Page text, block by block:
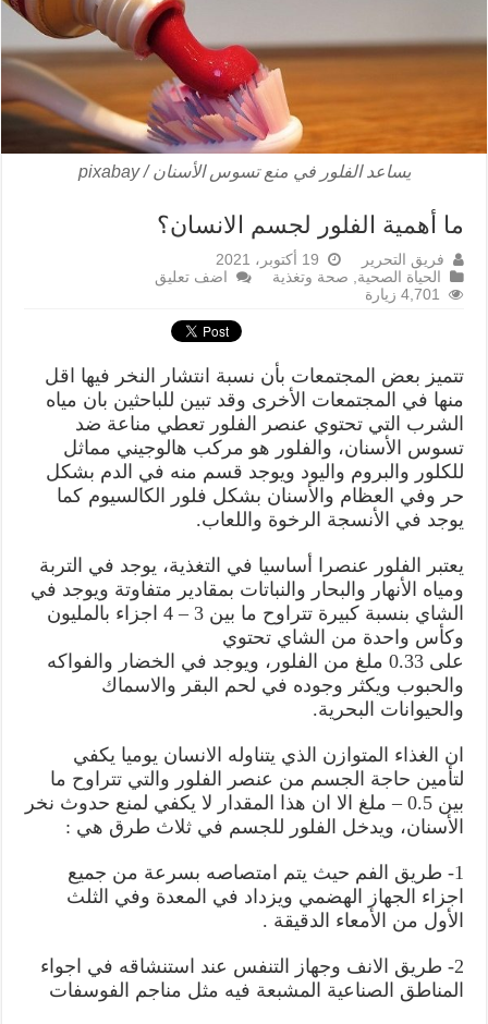
يساعد الفلور في منع تسوس الأسنان / pixabay
ما أهمية الفلور لجسم الانسان؟
فريق التحرير
19 أكتوبر، 2021
الحياة الصحية, صحة وتغذية
اضف تعليق
4,701 زيارة
تتميز بعض المجتمعات بأن نسبة انتشار النخر فيها اقل
منها في المجتمعات الأخرى وقد تبين للباحثين بان مياه
الشرب التي تحتوي عنصر الفلور تعطي مناعة ضد
تسوس الأسنان، والفلور هو مركب هالوجيني مماثل
للكلور والبروم واليود ويوجد قسم منه في الدم بشكل
حر وفي العظام والأسنان بشكل فلور الكالسيوم كما
يوجد في الأنسجة الرخوة واللعاب.
يعتبر الفلور عنصرا أساسيا في التغذية، يوجد في التربة
ومياه الأنهار والبحار والنباتات بمقادير متفاوتة ويوجد في
الشاي بنسبة كبيرة تتراوح ما بين 3 – 4 اجزاء بالمليون
وكأس واحدة من الشاي تحتوي
على 0.33 ملغ من الفلور، ويوجد في الخضار والفواكه
والحبوب ويكثر وجوده في لحم البقر والاسماك
والحيوانات البحرية.
ان الغذاء المتوازن الذي يتناوله الانسان يوميا يكفي
لتأمين حاجة الجسم من عنصر الفلور والتي تتراوح ما
بين 0.5 – ملغ الا ان هذا المقدار لا يكفي لمنع حدوث نخر
الأسنان، ويدخل الفلور للجسم في ثلاث طرق هي :
1- طريق الفم حيث يتم امتصاصه بسرعة من جميع
اجزاء الجهاز الهضمي ويزداد في المعدة وفي الثلث
الأول من الأمعاء الدقيقة .
2- طريق الانف وجهاز التنفس عند استنشاقه في اجواء
المناطق الصناعية المشبعة فيه مثل مناجم الفوسفات